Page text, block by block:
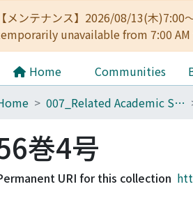
【メンテナンス】2026/08/13(木
unavailable from 7:00
Home Communities
007_Related Academic Societies
巻4号
URI for this collection